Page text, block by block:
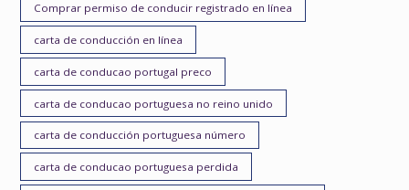
Comprar permiso de conducir registrado en línea
carta de conducción en línea
carta de conducao portugal preco
carta de conducao portuguesa no reino unido
carta de conducción portuguesa número
carta de conducao portuguesa perdida